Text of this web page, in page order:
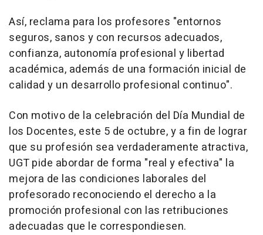
Así, reclama para los profesores "entornos
seguros, sanos y con recursos adecuados,
confianza, autonomía profesional y libertad
académica, además de una formación inicial de
calidad y un desarrollo profesional continuo".
Con motivo de la celebración del Día Mundial de
los Docentes, este 5 de octubre, y a fin de lograr
que su profesión sea verdaderamente atractiva,
UGT pide abordar de forma "real y efectiva" la
mejora de las condiciones laborales del
profesorado reconociendo el derecho a la
promoción profesional con las retribuciones
adecuadas que le correspondiesen.